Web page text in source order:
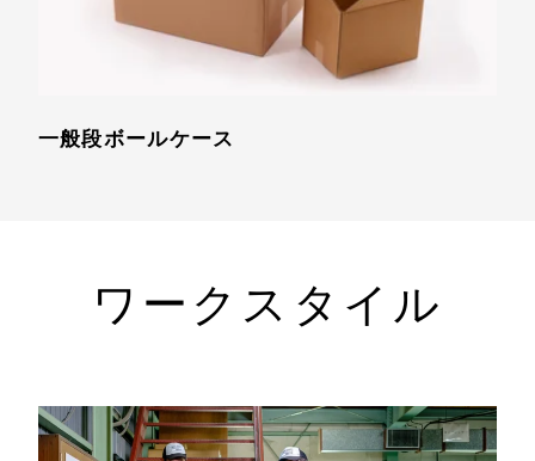
一般段ボールケース
ワークスタイル